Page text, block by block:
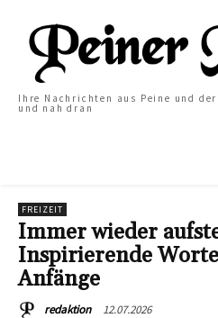
Ihre Nachrichten aus Peine und
und nah dran
FREIZEIT
Immer wieder
Inspirierende
Anfänge
redaktion 12.07.2026